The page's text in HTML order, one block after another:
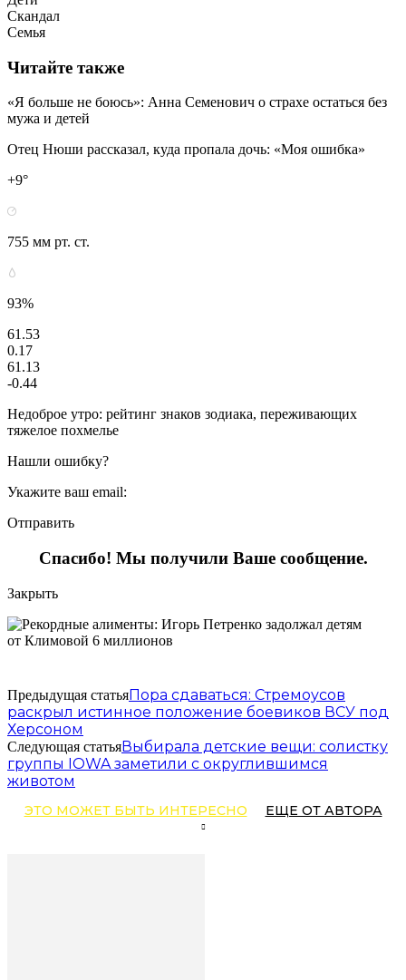
Скандал
Семья
Читайте также
«Я больше не боюсь»: Анна Семенович о страхе остаться без
мужа и детей
Отец Нюши рассказал, куда пропала дочь: «Моя ошибка»
+9°
755 мм рт. ст.
93%
61.53
0.17
61.13
-0.44
Недоброе утро: рейтинг знаков зодиака, переживающих
тяжелое похмелье
Нашли ошибку?
Укажите ваш email:
Отправить
Спасибо! Мы получили Ваше сообщение.
Закрыть
Предыдущая статьяПора сдаваться: Стремоусов
раскрыл истинное положение боевиков ВСУ под
Херсоном
Следующая статьяВыбирала детские вещи: солистку
группы IOWA заметили с округлившимся
животом
ЭТО МОЖЕТ БЫТЬ ИНТЕРЕСНО ЕЩЕ ОТ АВТОРА